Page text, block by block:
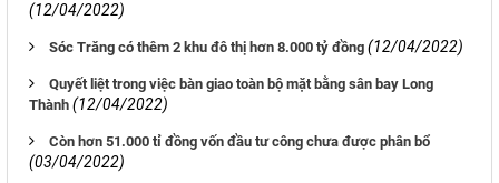
(12/04/2022)
Sóc Trăng có thêm 2 khu đô thị hơn 8.000 tỷ đồng (12/04/2022)
Quyết liệt trong việc bàn giao toàn bộ mặt bằng sân bay Long
Thành (12/04/2022)
Còn hơn 51.000 tỉ đồng vốn đầu tư công chưa được phân bổ
(03/04/2022)